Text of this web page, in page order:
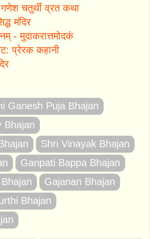
चतुर्थी व्रत कथा
मंदिर
- मुदाकरात्तमोदकं
प्रेरक कहानी
Ganesh Puja Bhajan
Bhajan
Shri Vinayak Bhajan
Ganpati Bappa Bhajan
Gajanan Bhajan
Bhajan